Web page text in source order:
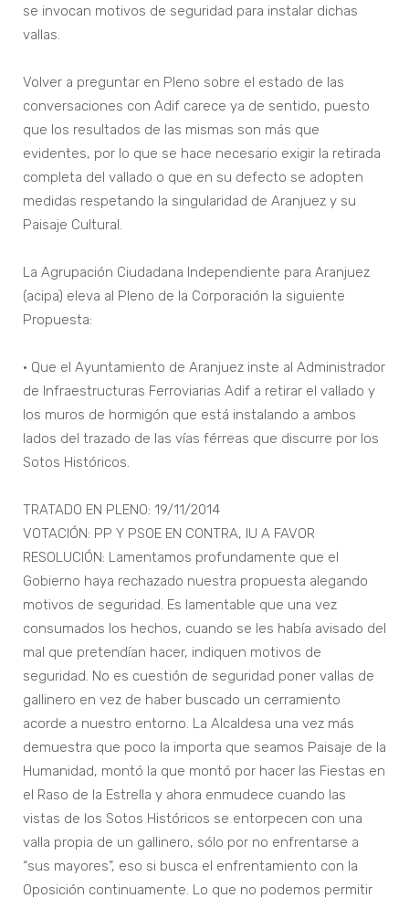
se invocan motivos de seguridad para instalar dichas
vallas.
Volver a preguntar en Pleno sobre el estado de las
conversaciones con Adif carece ya de sentido, puesto
que los resultados de las mismas son más que
evidentes, por lo que se hace necesario exigir la retirada
completa del vallado o que en su defecto se adopten
medidas respetando la singularidad de Aranjuez y su
Paisaje Cultural.
La Agrupación Ciudadana Independiente para Aranjuez
(acipa) eleva al Pleno de la Corporación la siguiente
Propuesta:
• Que el Ayuntamiento de Aranjuez inste al Administrador
de Infraestructuras Ferroviarias Adif a retirar el vallado y
los muros de hormigón que está instalando a ambos
lados del trazado de las vías férreas que discurre por los
Sotos Históricos.
TRATADO EN PLENO: 19/11/2014
VOTACIÓN: PP Y PSOE EN CONTRA, IU A FAVOR
RESOLUCIÓN: Lamentamos profundamente que el
Gobierno haya rechazado nuestra propuesta alegando
motivos de seguridad. Es lamentable que una vez
consumados los hechos, cuando se les había avisado del
mal que pretendían hacer, indiquen motivos de
seguridad. No es cuestión de seguridad poner vallas de
gallinero en vez de haber buscado un cerramiento
acorde a nuestro entorno. La Alcaldesa una vez más
demuestra que poco la importa que seamos Paisaje de la
Humanidad, montó la que montó por hacer las Fiestas en
el Raso de la Estrella y ahora enmudece cuando las
vistas de los Sotos Históricos se entorpecen con una
valla propia de un gallinero, sólo por no enfrentarse a
“sus mayores”, eso si busca el enfrentamiento con la
Oposición continuamente. Lo que no podemos permitir